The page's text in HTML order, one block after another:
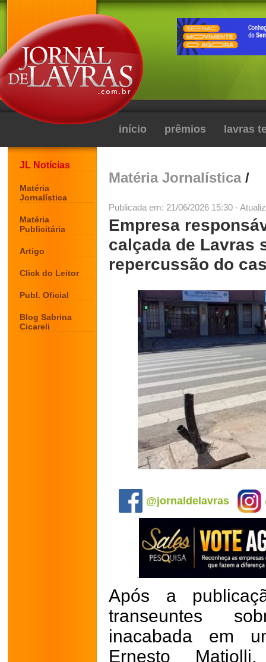
início prêmios lavras
JL Notícias
Matéria
Jornalística
Matéria
Publicitária
Artigo
Click do Leitor
Publ. Oficial
Blog Sabrina
Cicareli
Matéria Jornalística/
Publicada em: 21/06/2026 15:30 -
Empresa
calçada de Lavras
repercussão do
@jornaldelavras
Após a
transeuntes
inacabada em
Ernesto